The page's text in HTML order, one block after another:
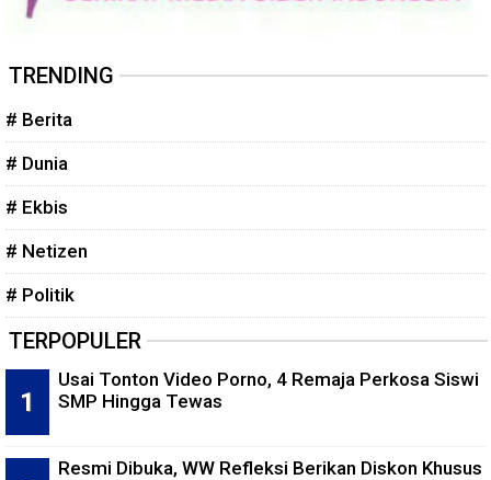
TRENDING
# Berita
# Dunia
# Ekbis
# Netizen
# Politik
TERPOPULER
Usai Tonton Video Porno, 4 Remaja Perkosa Siswi
SMP Hingga Tewas
Resmi Dibuka, WW Refleksi Berikan Diskon Khusus